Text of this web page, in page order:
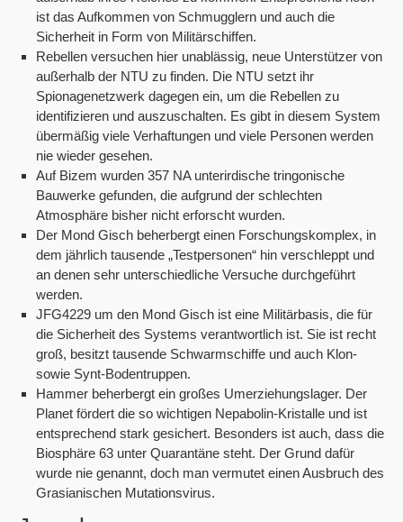
ist das Aufkommen von Schmugglern und auch die
Sicherheit in Form von Militärschiffen.
Rebellen versuchen hier unablässig, neue Unterstützer von
außerhalb der NTU zu finden. Die NTU setzt ihr
Spionagenetzwerk dagegen ein, um die Rebellen zu
identifizieren und auszuschalten. Es gibt in diesem System
übermäßig viele Verhaftungen und viele Personen werden
nie wieder gesehen.
Auf Bizem wurden 357 NA unterirdische tringonische
Bauwerke gefunden, die aufgrund der schlechten
Atmosphäre bisher nicht erforscht wurden.
Der Mond Gisch beherbergt einen Forschungskomplex, in
dem jährlich tausende „Testpersonen“ hin verschleppt und
an denen sehr unterschiedliche Versuche durchgeführt
werden.
JFG4229 um den Mond Gisch ist eine Militärbasis, die für
die Sicherheit des Systems verantwortlich ist. Sie ist recht
groß, besitzt tausende Schwarmschiffe und auch Klon-
sowie Synt-Bodentruppen.
Hammer beherbergt ein großes Umerziehungslager. Der
Planet fördert die so wichtigen Nepabolin-Kristalle und ist
entsprechend stark gesichert. Besonders ist auch, dass die
Biosphäre 63 unter Quarantäne steht. Der Grund dafür
wurde nie genannt, doch man vermutet einen Ausbruch des
Grasianischen Mutationsvirus.